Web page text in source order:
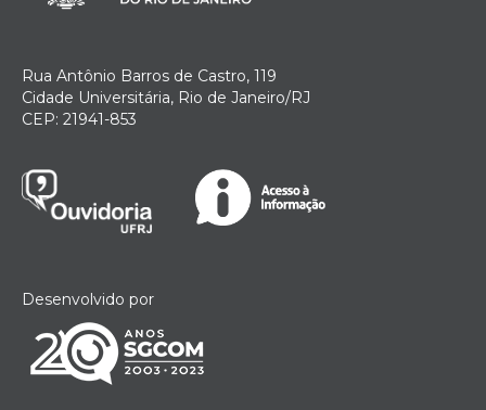
Rua Antônio Barros de Castro, 119
Cidade Universitária, Rio de Janeiro/RJ
CEP: 21941-853
Desenvolvido por